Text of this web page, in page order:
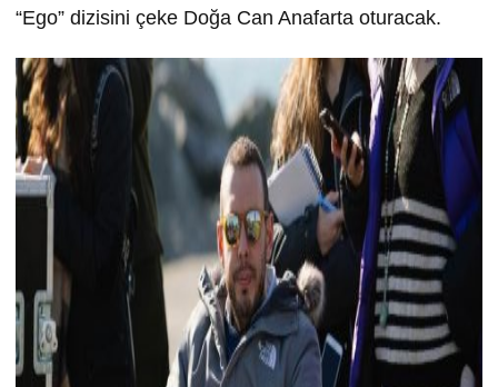
“Ego” dizisini çeke Doğa Can Anafarta oturacak.